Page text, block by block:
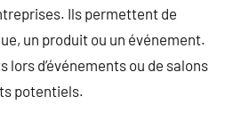
Ils permettent de
un produit ou un événement.
d’événements ou de salons
potentiels.